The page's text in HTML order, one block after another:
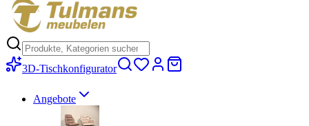
3D-Tischkonfigurator
Angebote